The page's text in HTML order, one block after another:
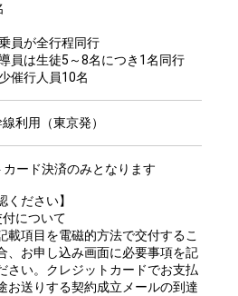
員が全行程同行
員は生徒5～8名につき1名同行
催行人員10名
利用（東京発）
ード決済のみとなります
ください】
について
載項目を電磁的方法で交付するこ
、お申し込み画面に必要事項を記
さい。クレジットカードでお支払
お送りする契約成立メールの到達